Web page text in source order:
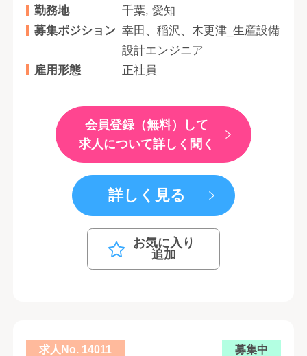
勤務地
千葉, 愛知
募集ポジション 幸田、稲沢、木更津_生産設備
設計エンジニア
雇用形態
正社員
会員登録（無料）して
求人について詳しく聞く
詳しく見る
お気に入り
追加
求人No. 14011 募集中